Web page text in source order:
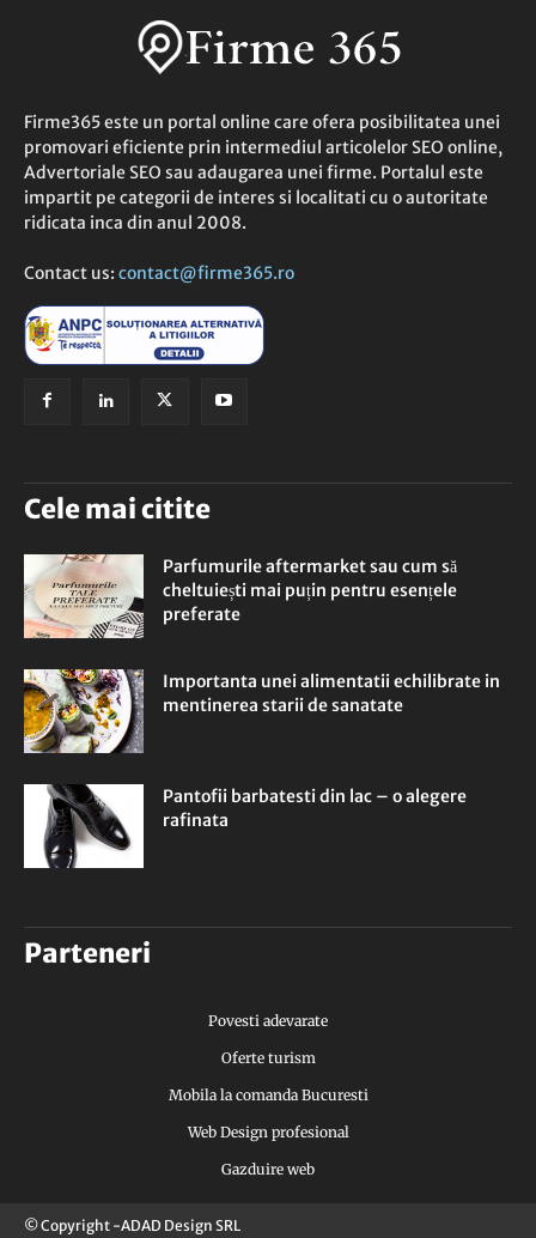
Firme365 este un portal online care ofera posibilitatea unei
promovari eficiente prin intermediul articolelor SEO online,
Advertoriale SEO sau adaugarea unei firme. Portalul este
impartit pe categorii de interes si localitati cu o autoritate
ridicata inca din anul 2008.
Contact us: contact@firme365.ro
Cele mai citite
Parfumurile aftermarket sau cum să
cheltuiești mai puțin pentru esențele
preferate
Importanta unei alimentatii echilibrate in
mentinerea starii de sanatate
Pantofii barbatesti din lac – o alegere
rafinata
Parteneri
Povesti adevarate
Oferte turism
Mobila la comanda Bucuresti
Web Design profesional
Gazduire web
© Copyright -ADAD Design SRL